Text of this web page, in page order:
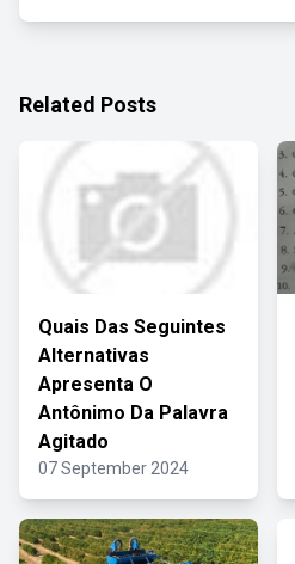
Related Posts
Quais Das Seguintes
Alternativas
Apresenta O
Antônimo Da Palavra
Agitado
07 September 2024